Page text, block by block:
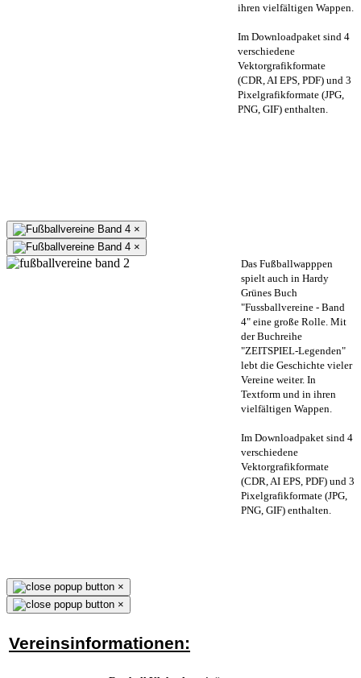
ihren vielfältigen Wappen.
Im Downloadpaket sind 4
verschiedene
Vektorgrafikformate
(CDR, AI EPS, PDF) und 3
Pixelgrafikformate (JPG,
PNG, GIF) enthalten.
×
×
Das Fußballwapppen
spielt auch in Hardy
Grünes Buch
"Fussballvereine - Band
4" eine große Rolle. Mit
der Buchreihe
"ZEITSPIEL-Legenden"
lebt die Geschichte vieler
Vereine weiter. In
Textform und in ihren
vielfältigen Wappen.
Im Downloadpaket sind 4
verschiedene
Vektorgrafikformate
(CDR, AI EPS, PDF) und 3
Pixelgrafikformate (JPG,
PNG, GIF) enthalten.
×
×
Vereinsinformationen: